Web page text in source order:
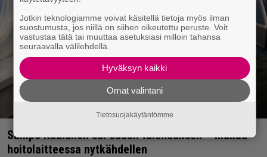
Sampo Kaulanen sai oudon tulehduksen – makaa
hoitolaitteessa nytkähdellen
Jotkin teknologiamme voivat käsitellä tietoja myös ilman
suostumusta, jos niillä on siihen oikeutettu peruste. Voit
vastustaa tätä tai muuttaa asetuksiasi milloin tahansa
seuraavalla välilehdellä.
Hyväksyn kaikki
Omat valintani
Tietosuojakäytäntömme